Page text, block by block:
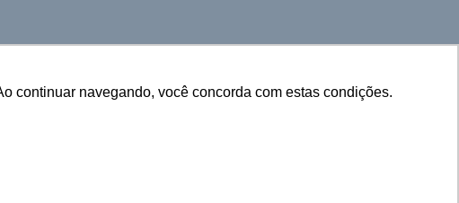
continuar navegando, você concorda com estas condições.